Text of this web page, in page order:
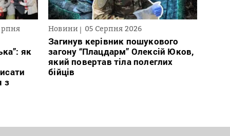
як
з
Новини 05 Серпня 2026
Загинув керівник пошукового
загону “Плацдарм” Олексій Юков,
який повертав тіла полеглих
бійців